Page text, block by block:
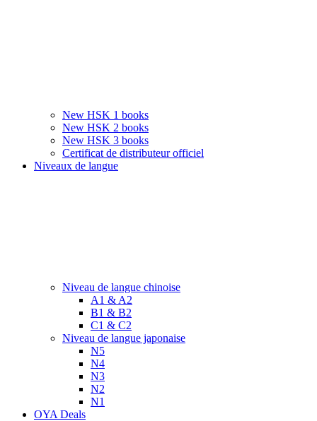
New HSK 1 books
New HSK 2 books
New HSK 3 books
Certificat de distributeur officiel
Niveaux de langue
Niveau de langue chinoise
A1 & A2
B1 & B2
C1 & C2
Niveau de langue japonaise
N5
N4
N3
N2
N1
OYA Deals